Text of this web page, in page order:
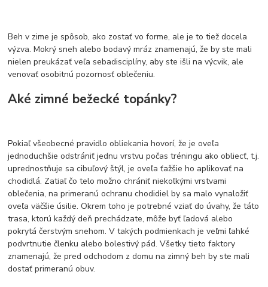
Beh v zime je spôsob, ako zostať vo forme, ale je to tiež docela
výzva. Mokrý sneh alebo bodavý mráz znamenajú, že by ste mali
nielen preukázať veľa sebadisciplíny, aby ste išli na výcvik, ale
venovať osobitnú pozornosť oblečeniu.
Aké zimné bežecké topánky?
Pokiaľ všeobecné pravidlo obliekania hovorí, že je oveľa
jednoduchšie odstrániť jednu vrstvu počas tréningu ako obliecť, t.j.
uprednostňuje sa cibuľový štýl, je oveľa ťažšie ho aplikovať na
chodidlá. Zatiaľ čo telo možno chrániť niekoľkými vrstvami
oblečenia, na primeranú ochranu chodidiel by sa malo vynaložiť
oveľa väčšie úsilie. Okrem toho je potrebné vziať do úvahy, že táto
trasa, ktorú každý deň prechádzate, môže byť ľadová alebo
pokrytá čerstvým snehom. V takých podmienkach je veľmi ľahké
podvrtnutie členku alebo bolestivý pád. Všetky tieto faktory
znamenajú, že pred odchodom z domu na zimný beh by ste mali
dostať primeranú obuv.